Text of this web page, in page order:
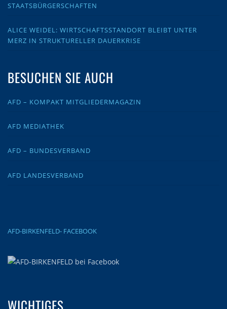
STAATSBÜRGERSCHAFTEN
ALICE WEIDEL: WIRTSCHAFTSSTANDORT BLEIBT UNTER
MERZ IN STRUKTURELLER DAUERKRISE
BESUCHEN SIE AUCH
AFD – KOMPAKT MITGLIEDERMAGAZIN
AFD MEDIATHEK
AFD – BUNDESVERBAND
AFD LANDESVERBAND
AFD-BIRKENFELD- FACEBOOK